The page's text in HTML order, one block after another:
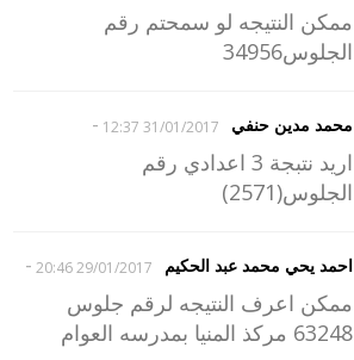
ممكن النتيجه لو سمحتم رقم
الجلوس34956
محمد مدين حنفي 31/01/2017 12:37
-
اريد نتبجة 3 اعدادي رقم
الجلوس(2571)
احمد يحي محمد عبد الحكيم 29/01/2017 20:46
-
ممكن اعرف النتيجه لرقم جلوس
63248 مركذ المنيا بمدرسه العوام